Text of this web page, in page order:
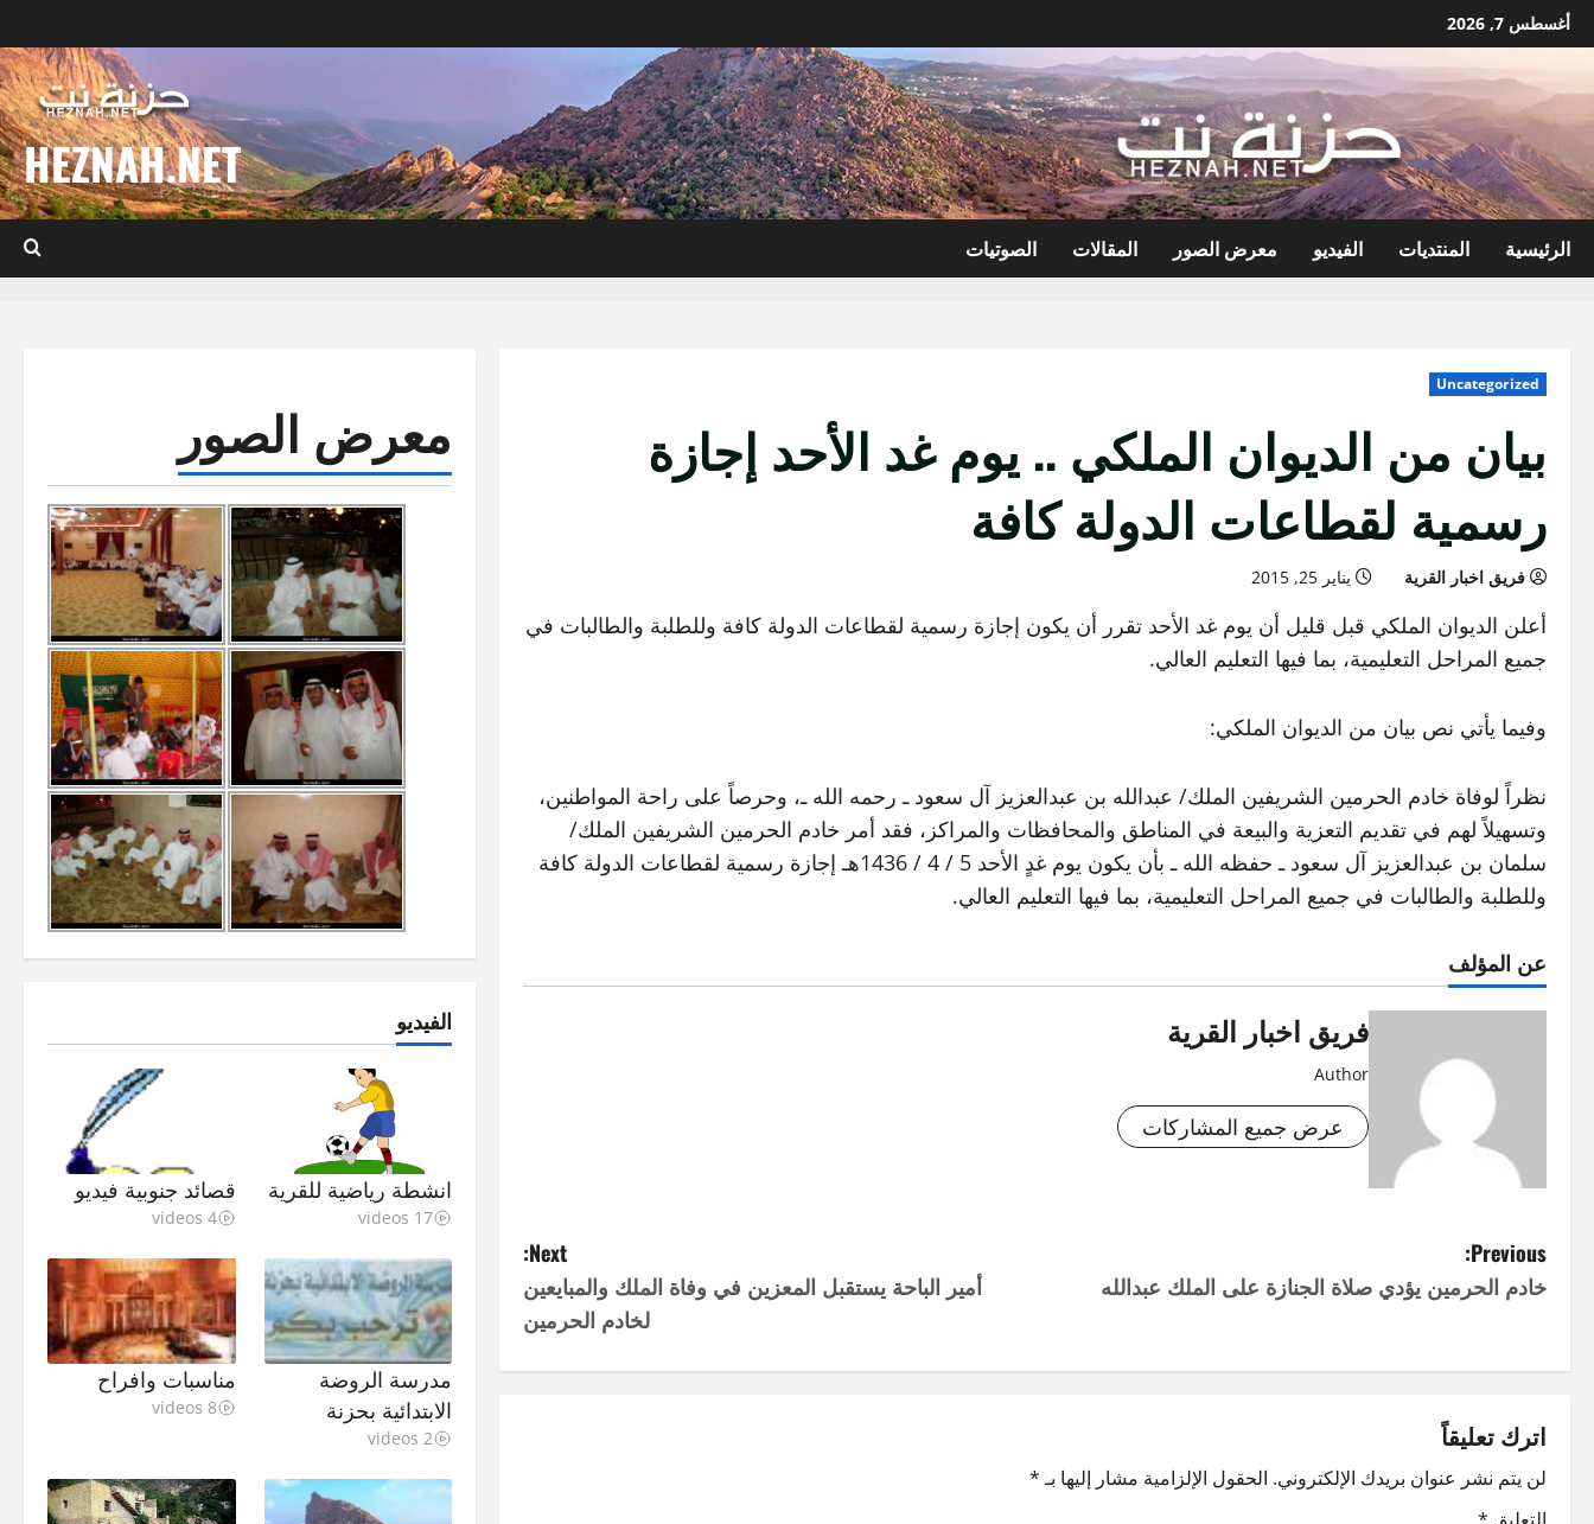
انتقل
إلى
أغسطس 7, 2026
HEZNAH.NET
الرئيسية المنتديات الفيديو معرض الصور المقالات الصوتيات
Uncategorized
بيان من الديوان الملكي .. يوم غد الأحد إجازة
رسمية لقطاعات الدولة كافة
فريق اخبار القرية يناير 25, 2015
أعلن الديوان الملكي قبل قليل أن يوم غد الأحد تقرر أن يكون إجازة رسمية لقطاعات الدولة كافة وللطلبة والطالبات في
جميع المراحل التعليمية، بما فيها التعليم العالي.
وفيما يأتي نص بيان من الديوان الملكي:
نظراً لوفاة خادم الحرمين الشريفين الملك/ عبدالله بن عبدالعزيز آل سعود ـ رحمه الله ـ، وحرصاً على راحة المواطنين،
وتسهيلاً لهم في تقديم التعزية والبيعة في المناطق والمحافظات والمراكز، فقد أمر خادم الحرمين الشريفين الملك/
سلمان بن عبدالعزيز آل سعود ـ حفظه الله ـ بأن يكون يوم غدٍ الأحد 5 / 4 / 1436هـ إجازة رسمية لقطاعات الدولة كافة
وللطلبة والطالبات في جميع المراحل التعليمية، بما فيها التعليم العالي.
عن المؤلف
فريق اخبار القرية
Author
عرض جميع المشاركات
P
o
s
n
a
Previous:
خادم الحرمين يؤدي صلاة الجنازة على الملك عبدالله
Next:
أمير الباحة يستقبل المعزين في وفاة الملك والمبايعين
لخادم الحرمين
اترك تعليقاً
لن يتم نشر عنوان بريدك الإلكتروني. الحقول الإلزامية مشار إليها بـ*
معرض الصور
الفيديو
انشطة رياضية للقرية
17 videos
قصائد جنوبية فيديو
4 videos
مدرسة الروضة
الابتدائية بحزنة
2 videos
مناسبات وافراح
8 videos